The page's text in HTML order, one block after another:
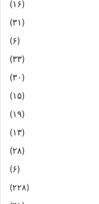
(۱۶)
(۳۱)
(۶)
(۳۳)
(۳۰)
(۱۵)
(۱۹)
(۱۳)
(۲۸)
(۶)
(۲۲۸)